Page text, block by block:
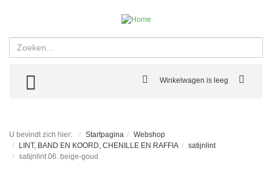
TOGGLE MENUWinkelwagen is leeg
U bevindt zich hier: Startpagina
Webshop
LINT, BAND EN KOORD, CHENILLE EN RAFFIA
satijnlint
satijnlint 06. beige-goud